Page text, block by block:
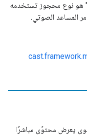
هو نوع محجوز تستخدمه
المساعد الصوتي.
يعرض محتوًى مباشرًا